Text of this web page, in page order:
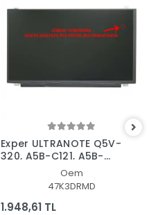
Exper ULTRANOTE Q5V-
320, A5B-C121, A5B-
320 Uyumlu Led Lcd
Oem
47K3DRMD
1.948,61 TL